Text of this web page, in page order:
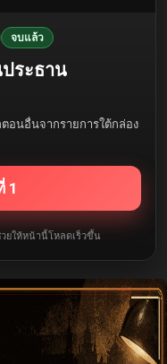
จบแล้ว
ระธาน
อนอื่นจากรายการใต้กล่อง
1
ยให้หน้านี้โหลดเร็วขึ้น